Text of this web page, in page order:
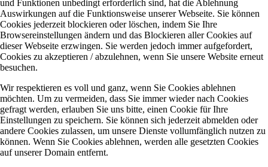
und Funktionen unbedingt erforderlich sind, hat die Ablehnung
Auswirkungen auf die Funktionsweise unserer Webseite. Sie können
Cookies jederzeit blockieren oder löschen, indem Sie Ihre
Browsereinstellungen ändern und das Blockieren aller Cookies auf
dieser Webseite erzwingen. Sie werden jedoch immer aufgefordert,
Cookies zu akzeptieren / abzulehnen, wenn Sie unsere Website erneut
besuchen.
Wir respektieren es voll und ganz, wenn Sie Cookies ablehnen
möchten. Um zu vermeiden, dass Sie immer wieder nach Cookies
gefragt werden, erlauben Sie uns bitte, einen Cookie für Ihre
Einstellungen zu speichern. Sie können sich jederzeit abmelden oder
andere Cookies zulassen, um unsere Dienste vollumfänglich nutzen zu
können. Wenn Sie Cookies ablehnen, werden alle gesetzten Cookies
auf unserer Domain entfernt.